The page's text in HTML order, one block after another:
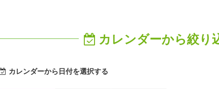
カレンダーから絞り
カレンダーから日付を選択する